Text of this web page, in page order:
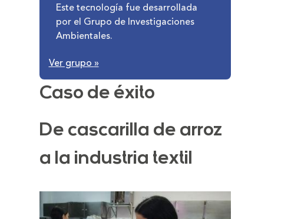
Este tecnología fue desarrollada
por el Grupo de Investigaciones
Ambientales.
Ver grupo»
Caso de éxito
De cascarilla de arroz
a la industria textil